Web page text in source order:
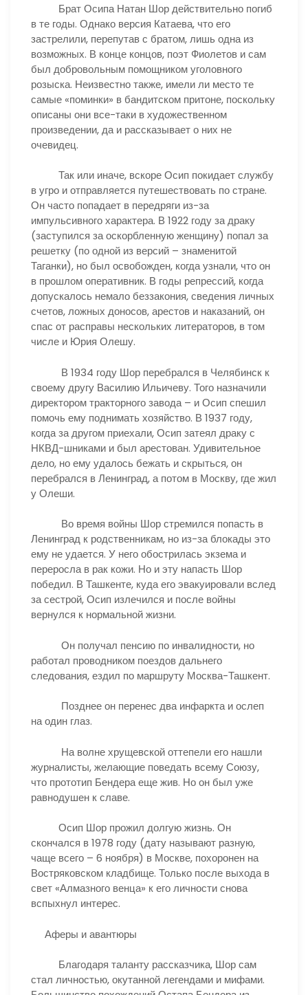
Брат Осипа Натан Шор действительно погиб
в те годы. Однако версия Катаева, что его
застрелили, перепутав с братом, лишь одна из
возможных. В конце концов, поэт Фиолетов и сам
был добровольным помощником уголовного
розыска. Неизвестно также, имели ли место те
самые «поминки» в бандитском притоне, поскольку
описаны они все-таки в художественном
произведении, да и рассказывает о них не
очевидец.
Так или иначе, вскоре Осип покидает службу
в угро и отправляется путешествовать по стране.
Он часто попадает в передряги из-за
импульсивного характера. В 1922 году за драку
(заступился за оскорбленную женщину) попал за
решетку (по одной из версий – знаменитой
Таганки), но был освобожден, когда узнали, что он
в прошлом оперативник. В годы репрессий, когда
допускалось немало беззакония, сведения личных
счетов, ложных доносов, арестов и наказаний, он
спас от расправы нескольких литераторов, в том
числе и Юрия Олешу.
В 1934 году Шор перебрался в Челябинск к
своему другу Василию Ильичеву. Того назначили
директором тракторного завода – и Осип спешил
помочь ему поднимать хозяйство. В 1937 году,
когда за другом приехали, Осип затеял драку с
НКВД-шниками и был арестован. Удивительное
дело, но ему удалось бежать и скрыться, он
перебрался в Ленинград, а потом в Москву, где жил
у Олеши.
Во время войны Шор стремился попасть в
Ленинград к родственникам, но из-за блокады это
ему не удается. У него обострилась экзема и
переросла в рак кожи. Но и эту напасть Шор
победил. В Ташкенте, куда его эвакуировали вслед
за сестрой, Осип излечился и после войны
вернулся к нормальной жизни.
Он получал пенсию по инвалидности, но
работал проводником поездов дальнего
следования, ездил по маршруту Москва-Ташкент.
Позднее он перенес два инфаркта и ослеп
на один глаз.
На волне хрущевской оттепели его нашли
журналисты, желающие поведать всему Союзу,
что прототип Бендера еще жив. Но он был уже
равнодушен к славе.
Осип Шор прожил долгую жизнь. Он
скончался в 1978 году (дату называют разную,
чаще всего – 6 ноября) в Москве, похоронен на
Востряковском кладбище. Только после выхода в
свет «Алмазного венца» к его личности снова
вспыхнул интерес.
Аферы и авантюры
Благодаря таланту рассказчика, Шор сам
стал личностью, окутанной легендами и мифами.